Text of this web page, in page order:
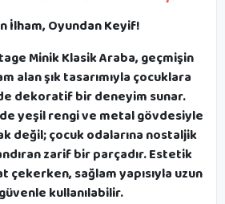
İlham, Oyundan Keyif!
Minik Klasik Araba, geçmişin
alan şık tasarımıyla çocuklara
dekoratif bir deneyim sunar.
yeşil rengi ve metal gövdesiyle
değil; çocuk odalarına nostaljik
zarif bir parçadır. Estetik
çekerken, sağlam yapısıyla uzun
kullanılabilir.